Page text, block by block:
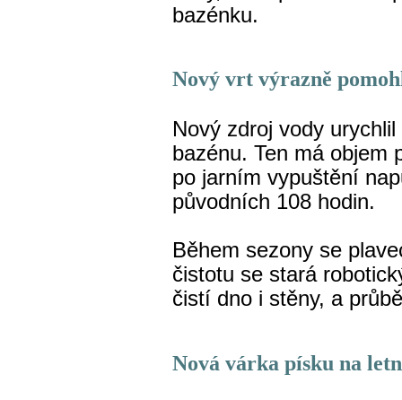
bazénku.
Nový vrt výrazně
Nový zdroj vody
bazénu. Ten má objem
po jarním vypuštění
původních 108 hodin.
Během sezony se
čistotu se stará
čistí dno i stěny, a
Nová várka písku na